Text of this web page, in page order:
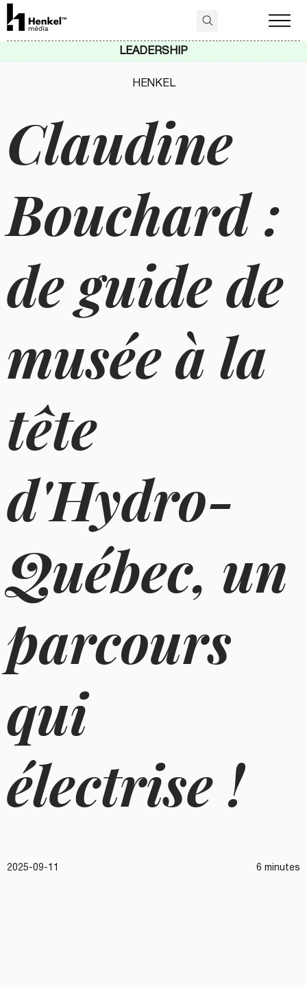
Claudine
Bouchard :
de guide de
musée à la
tête
d'Hydro-
Québec, un
parcours
qui
électrise !
2025-09-11
HENKEL
6 minutes
LEADERSHIP